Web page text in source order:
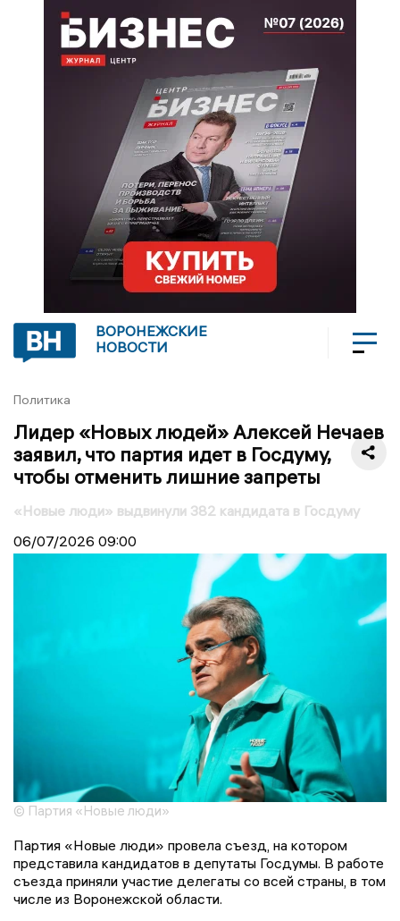
ВОРОНЕЖСКИЕ
НОВОСТИ
Политика
Лидер «Новых людей» Алексей Нечаев
заявил, что партия идет в Госдуму,
чтобы отменить лишние запреты
«Новые люди» выдвинули 382 кандидата в Госдуму
06/07/2026 09:00
© Партия «Новые люди»
Партия «Новые люди» провела съезд, на котором
представила кандидатов в депутаты Госдумы. В работе
съезда приняли участие делегаты со всей страны, в том
числе из Воронежской области.